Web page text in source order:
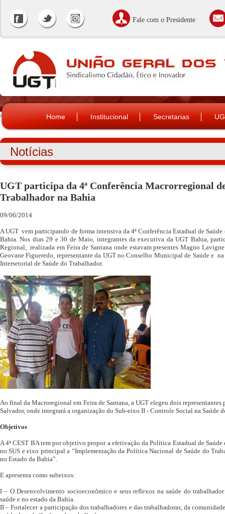
Fale com o Presidente
Home Institucional Secretarias
Notícias
UGT participa da 4ª Conferência Macrorregional
Trabalhador na Bahia
09/06/2014
A UGT vem participando de forma intensiva da 4ª Conferência Estadual de
Bahia. Nos dias 29 e 30 de Maio, integrantes da executiva da UGT Bahia,
Regional, realizada em Feira de Santana onde estavam presentes Magno
Geovane Figueredo, representante da UGT no Conselho Municipal de Saúde e
Intersetorial de Saúde do Trabalhador.
Ao final da Macroregional em Feira de Santana, a UGT elegeu dois representantes
Salvador, onde integrará a organização do Sub-eixo II - Controle Social na Saúde
Objetivos
A 4ª CEST BA tem por objetivo propor a efetivação da Política Estadual de
no SUS e eixo principal a “Implementação da Política Nacional de Saúde do
no Estado da Bahia”.
E apresenta como subeixos:
I – O Desenvolvimento socioeconômico e seus reflexos na saúde do
saúde e no estado da Bahia.
II – Fortalecer a participação dos trabalhadores e das trabalhadoras, da